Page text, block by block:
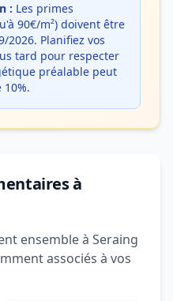
: Les primes
90€/m²) doivent être
2026. Planifiez vos
tard pour respecter
préalable peut
à
ensemble à Seraing
associés à vos